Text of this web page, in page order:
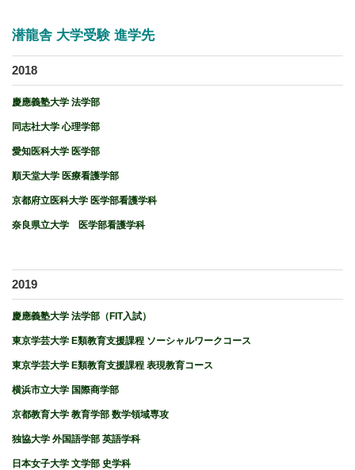
潜龍舎 大学受験 進学先
2018
慶應義塾大学 法学部
同志社大学 心理学部
愛知医科大学 医学部
順天堂大学 医療看護学部
京都府立医科大学 医学部看護学科
奈良県立大学 医学部看護学科
2019
慶應義塾大学 法学部（FIT入試）
東京学芸大学 E類教育支援課程 ソーシャルワークコース
東京学芸大学 E類教育支援課程 表現教育コース
横浜市立大学 国際商学部
京都教育大学 教育学部 数学領域専攻
独協大学 外国語学部 英語学科
日本女子大学 文学部 史学科